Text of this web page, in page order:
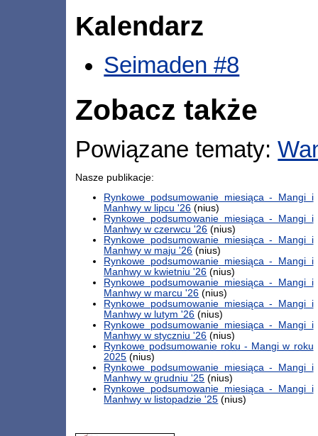
Kalendarz
Seimaden #8
Zobacz także
Powiązane tematy:
Nasze publikacje:
Rynkowe podsumowanie miesiąca - Mangi i
Manhwy w lipcu '26 (nius)
Rynkowe podsumowanie miesiąca - Mangi i
Manhwy w czerwcu '26 (nius)
Rynkowe podsumowanie miesiąca - Mangi i
Manhwy w maju '26 (nius)
Rynkowe podsumowanie miesiąca - Mangi i
Manhwy w kwietniu '26 (nius)
Rynkowe podsumowanie miesiąca - Mangi i
Manhwy w marcu '26 (nius)
Rynkowe podsumowanie miesiąca - Mangi i
Manhwy w lutym '26 (nius)
Rynkowe podsumowanie miesiąca - Mangi i
Manhwy w styczniu '26 (nius)
Rynkowe podsumowanie roku - Mangi w roku
2025 (nius)
Rynkowe podsumowanie miesiąca - Mangi i
Manhwy w grudniu '25 (nius)
Rynkowe podsumowanie miesiąca - Mangi i
Manhwy w listopadzie '25 (nius)